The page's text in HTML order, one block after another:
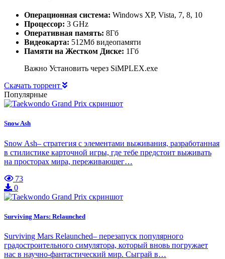
Операционная система: Windows XP, Vista, 7, 8, 10
Процессор: 3 GHz
Оперативная память: 8Гб
Видеокарта: 512Мб видеопамяти
Памяти на Жестком Диске: 1Гб
Важно Установить через SiMPLEX.exe
Скачать торрент
Популярные
Snow Ash
Snow Ash– стратегия с элементами выживания, разработанная
в стилистике карточной игры, где тебе предстоит выживать
на просторах мира, переживающег…
73
0
Surviving Mars: Relaunched
Surviving Mars Relaunched– перезапуск популярного
градостроительного симулятора, который вновь погружает
нас в научно-фантастический мир. Сыграй в…